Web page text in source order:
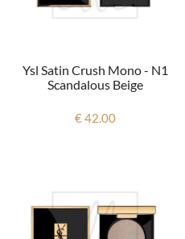
Ysl Satin Crush Mono - N1
Scandalous Beige
€ 42.00